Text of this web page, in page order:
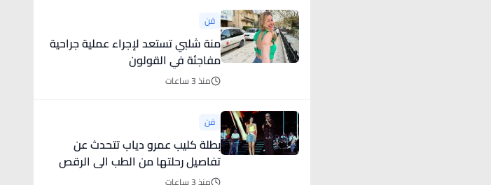
فن
منة شلبي تستعد لإجراء عملية جراحية
مفاجئة في القولون
منذ 3 ساعات
فن
بطلة كليب عمرو دياب تتحدث عن
تفاصيل رحلتها من الطب الى الرقص
(فيديو)